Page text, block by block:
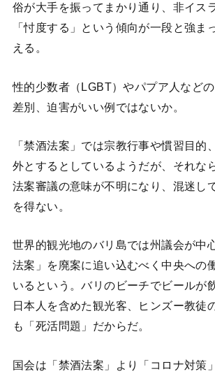
俗が大手を振ってまかり通り、非イス
「忖度する」という傾向が一段と強ま
える。
性的少数者（LGBT）やパプア人など
差別、迫害がいい例ではないか。
「禁酒法案」では宗教行事や慣習目的
外とするとしているようだが、それな
法案審議の意味が不明になり、混迷し
を得ない。
世界的観光地のバリ島では州議会が中
法案」を廃案に追い込むべく中央への
いるという。バリのビーチでビールが
日本人を含めた観光客、ヒンズー教徒
も「死活問題」だからだ。
国会は「禁酒法案」より「コロナ対策